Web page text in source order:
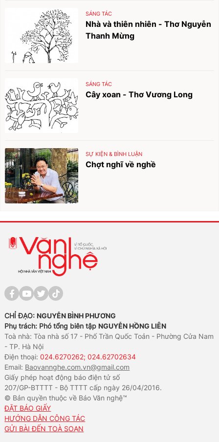
SÁNG TÁC
Nhà và thiên nhiên - Thơ Nguyễn
Thanh Mừng
SÁNG TÁC
Cây xoan - Thơ Vương Long
SỰ KIỆN & BÌNH LUẬN
Chợt nghĩ về nghề
CHỈ ĐẠO: NGUYỄN BÌNH PHƯƠNG
Phụ trách: Phó tổng biên tập NGUYỄN HỒNG LIÊN
Toà nhà: Tòa nhà số 17 - Phố Trần Quốc Toản - Phường Cửa Nam
- TP. Hà Nội
Điện thoại:024.6270262; 024.62702634
Email: Baovannghe.com.vn@gmail.com
Giấy phép hoạt động báo điện tử số
207/GP-BTTTT - Bộ TTTT cấp ngày 26/04/2016.
© Bản quyền thuộc về Báo Văn nghệ™
ĐẶT BÁO GIẤY
HƯỚNG DẪN CÔNG TÁC
GỬI BÀI ĐẾN TOÀ SOẠN